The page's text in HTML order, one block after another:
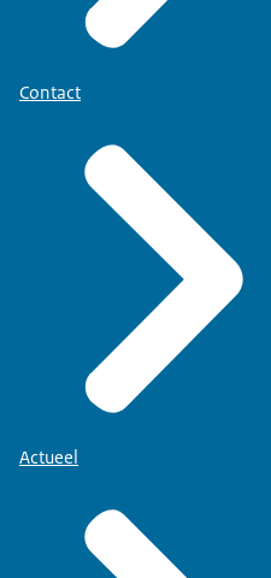
Contact
Actueel